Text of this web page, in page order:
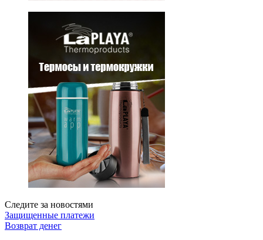
Следите за новостями
Защищенные платежи
Возврат денег